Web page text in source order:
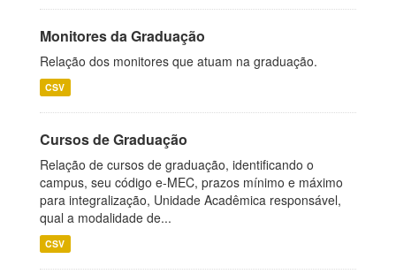
Monitores da Graduação
Relação dos monitores que atuam na graduação.
CSV
Cursos de Graduação
Relação de cursos de graduação, identificando o
campus, seu código e-MEC, prazos mínimo e máximo
para integralização, Unidade Acadêmica responsável,
qual a modalidade de...
CSV